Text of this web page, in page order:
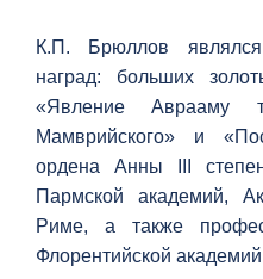
К.П. Брюллов
наград: больших
«Явление Аврааму
Мамврийского» и
ордена Анны III
Пармской академий,
Риме, а также
Флорентийской